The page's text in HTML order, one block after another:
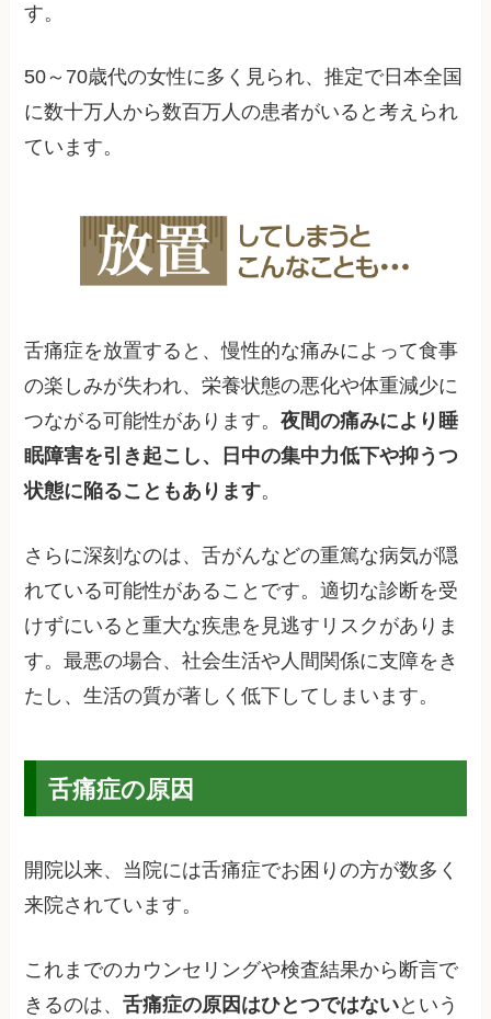
す。
50～70歳代の女性に多く見られ、推定で日本全国
に数十万人から数百万人の患者がいると考えられ
ています。
舌痛症を放置すると、慢性的な痛みによって食事
の楽しみが失われ、栄養状態の悪化や体重減少に
つながる可能性があります。夜間の痛みにより睡
眠障害を引き起こし、日中の集中力低下や抑うつ
状態に陥ることもあります。
さらに深刻なのは、舌がんなどの重篤な病気が隠
れている可能性があることです。適切な診断を受
けずにいると重大な疾患を見逃すリスクがありま
す。最悪の場合、社会生活や人間関係に支障をき
たし、生活の質が著しく低下してしまいます。
舌痛症の原因
開院以来、当院には舌痛症でお困りの方が数多く
来院されています。
これまでのカウンセリングや検査結果から断言で
きるのは、舌痛症の原因はひとつではないという